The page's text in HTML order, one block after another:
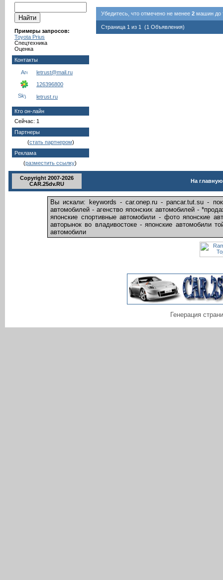
Примеры запросов:
Toyota Prius
Спецтехника
Оценка
Контакты
letrust@mail.ru
126396800
letrust.ru
Кто он-лайн
Сейчас: 1
Партнеры
(стать партнером)
Реклама
(разместить ссылку)
Убедитесь, что отмечено не менее 2 машин до
Страница 1 из 1 (1 Объявления)
Copyright 2007-2026
CAR.25dv.RU
На главную
Вы искали: keywords - car.onep.ru - pancar.tut.su -
автомобилей - агенство японских автомобилей -
японские спортивные автомобили - фото японские
авторынок во владивостоке - японские автомобили
автомобили
Генерация